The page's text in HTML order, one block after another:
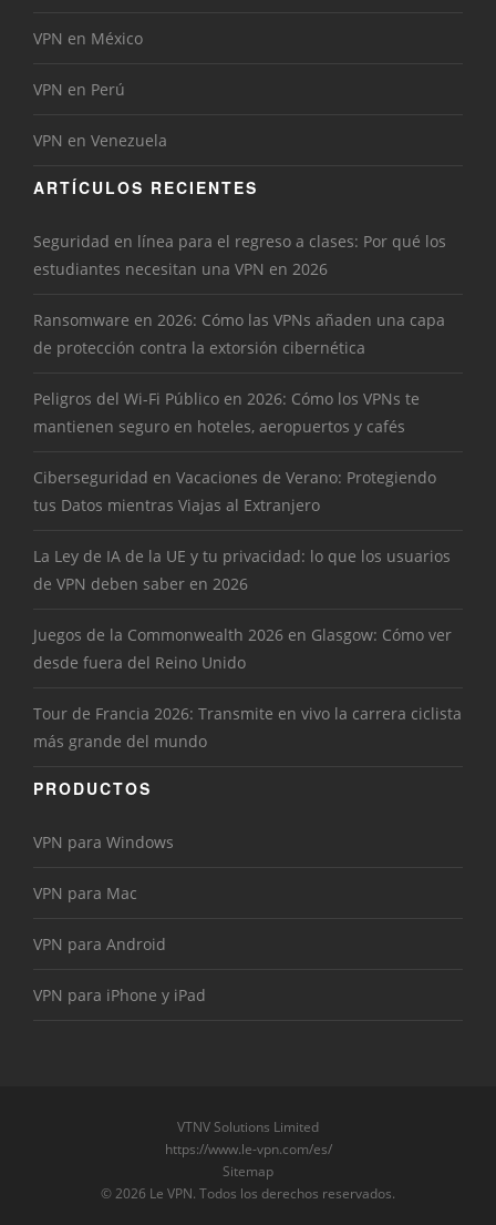
VPN en México
VPN en Perú
VPN en Venezuela
ARTÍCULOS RECIENTES
Seguridad en línea para el regreso a clases: Por qué los
estudiantes necesitan una VPN en 2026
Ransomware en 2026: Cómo las VPNs añaden una capa
de protección contra la extorsión cibernética
Peligros del Wi-Fi Público en 2026: Cómo los VPNs te
mantienen seguro en hoteles, aeropuertos y cafés
Ciberseguridad en Vacaciones de Verano: Protegiendo
tus Datos mientras Viajas al Extranjero
La Ley de IA de la UE y tu privacidad: lo que los usuarios
de VPN deben saber en 2026
Juegos de la Commonwealth 2026 en Glasgow: Cómo ver
desde fuera del Reino Unido
Tour de Francia 2026: Transmite en vivo la carrera ciclista
más grande del mundo
PRODUCTOS
VPN para Windows
VPN para Mac
VPN para Android
VPN para iPhone y iPad
VTNV Solutions Limited
https://www.le-vpn.com/es/
Sitemap
© 2026 Le VPN. Todos los derechos reservados.